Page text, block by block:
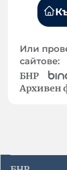
Или
сайтове:
БНР
Архивен